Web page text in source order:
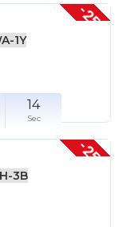
-25 %
1Y
-25 %
14
Sec
3B